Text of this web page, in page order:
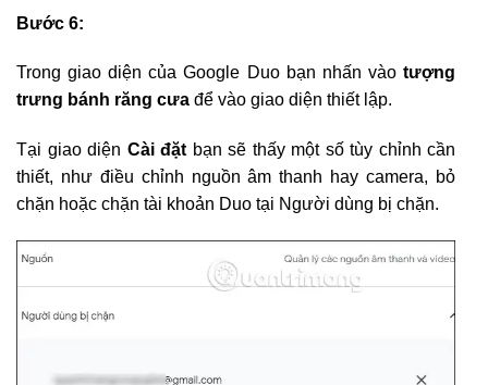
Bước 6:
Trong giao diện của Google Duo bạn nhấn vào tượng
trưng bánh răng cưa để vào giao diện thiết lập.
Tại giao diện Cài đặt bạn sẽ thấy một số tùy chỉnh cần
thiết, như điều chỉnh nguồn âm thanh hay camera, bỏ
chặn hoặc chặn tài khoản Duo tại Người dùng bị chặn.